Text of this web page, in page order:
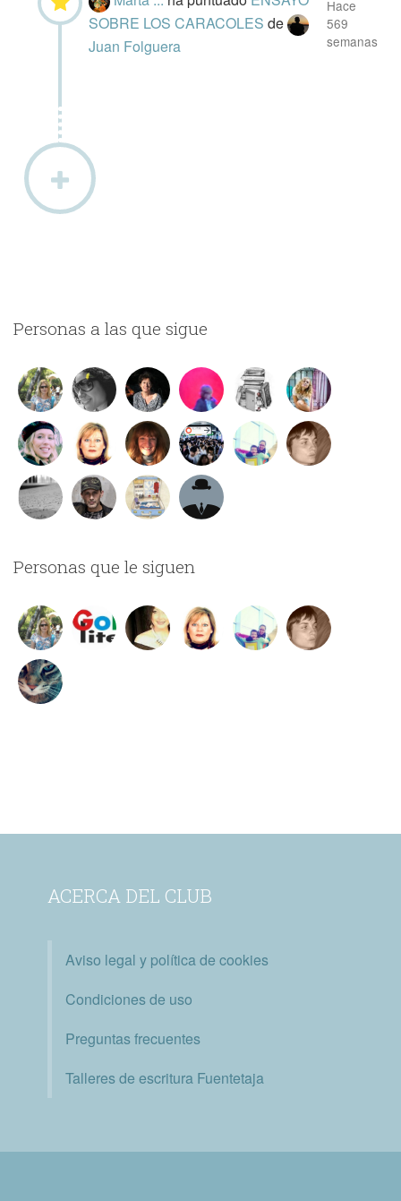
SOBRE LOS CARACOLESde
Juan Folguera
Hace
569
semanas
Personas a las que sigue
Personas que le siguen
ACERCA DEL CLUB
Aviso legal y política de cookies
Condiciones de uso
Preguntas frecuentes
Talleres de escritura Fuentetaja